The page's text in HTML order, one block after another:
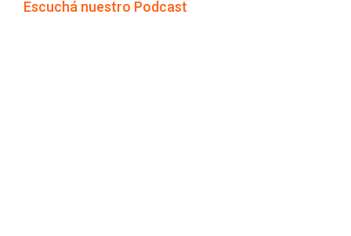
Escuchá nuestro Podcast